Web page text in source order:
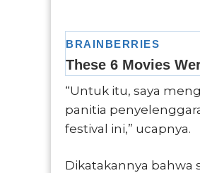
“Untuk itu, saya
panitia
festival ini,” ucapnya.
Dikatakannya bahwa